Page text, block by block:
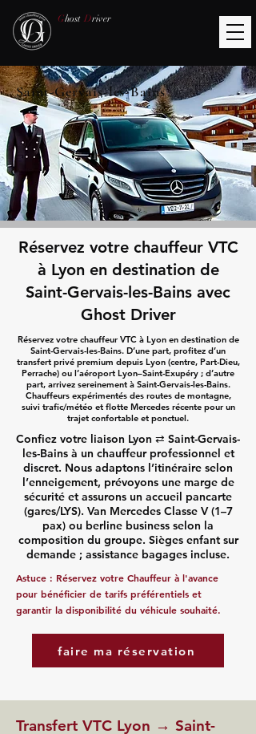
Ghost Driver
Saint-Gervais-les-Bains
Réservez votre chauffeur VTC
à Lyon en destination de
Saint-Gervais-les-Bains avec
Ghost Driver
Réservez votre chauffeur VTC à Lyon en destination de
Saint-Gervais-les-Bains. D’une part, profitez d’un
transfert privé premium depuis Lyon (centre, Part-Dieu,
Perrache) ou l’aéroport Lyon–Saint-Exupéry ; d’autre
part, arrivez sereinement à Saint-Gervais-les-Bains.
Chauffeurs expérimentés des routes de montagne,
suivi trafic/météo et flotte Mercedes récente pour un
trajet confortable et ponctuel.
Confiez votre liaison Lyon ⇄ Saint-Gervais-
les-Bains à un chauffeur professionnel et
discret. Nous adaptons l’itinéraire selon
l’enneigement, prévoyons une marge de
sécurité et assurons un accueil pancarte
(gares/LYS). Van Mercedes Classe V (1–7
pax) ou berline business selon la
composition du groupe. Sièges enfant sur
demande ; assistance bagages incluse.
Astuce : Réservez votre Chauffeur à l'avance
pour bénéficier de tarifs préférentiels et
garantir la disponibilité du véhicule souhaité.
faire ma réservation
Transfert VTC Lyon → Saint-